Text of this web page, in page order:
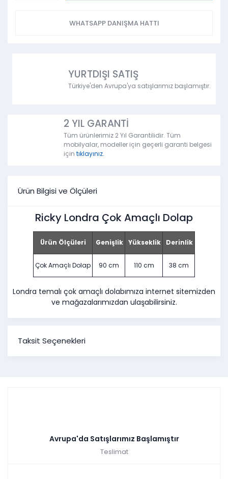
WHATSAPP DANIŞMA HATTI
YURTDIŞI SATIŞ
Türkiye'den Avrupa'ya satışlarımız başlamıştır.
2 YIL GARANTİ
Tüm ürünlerimiz 2 Yıl Garantilidir. Tüm
mobilyalar, modeller için geçerli garanti belgesi
için tıklayınız.
Ürün Bilgisi ve Ölçüleri
Ricky Londra Çok Amaçlı Dolap
Ürün Ölçüleri Genişlik Yükseklik Derinlik
Çok Amaçlı Dolap 90 cm 110 cm 38 cm
Londra temalı çok amaçlı dolabımıza internet sitemizden
ve mağazalarımızdan ulaşabilirsiniz.
Taksit Seçenekleri
Avrupa'da Satışlarımız Başlamıştır
Teslimat